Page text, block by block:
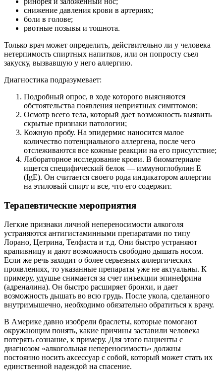
снижение давления крови в артериях;
боли в голове;
рвотные позывы и тошнота.
Только врач может определить, действительно ли у человека
нетерпимость спиртных напитков, или он попросту съел
закуску, вызвавшую у него аллергию.
Диагностика подразумевает:
Подробный опрос, в ходе которого выясняются
обстоятельства появления неприятных симптомов;
Осмотр всего тела, который дает возможность выявить
скрытые признаки патологии;
Кожную пробу. На эпидермис наносится малое
количество потенциального аллергена, после чего
отслеживаются все кожные реакции на его присутствие;
Лабораторное исследование крови. В биоматериале
ищется специфический белок — иммуноглобулин Е
(IgE). Он считается своего рода индикатором аллергии
на этиловый спирт и все, что его содержит.
Терапевтические мероприятия
Легкие признаки личной непереносимости алкоголя
устраняются антигистаминными препаратами по типу
Лорано, Цетрина, Телфаста и т.д. Они быстро устраняют
крапивницу и дают возможность свободно дышать носом.
Если же речь заходит о более серьезных аллергических
проявлениях, то указанные препараты уже не актуальны. К
примеру, удушье снимается за счет инъекции эпинефрина
(адреналина). Он быстро расширяет бронхи, и дает
возможность дышать во всю грудь. После укола, сделанного
внутримышечно, необходимо обязательно обратиться к врачу.
В Америке давно изобрели браслеты, которые помогают
окружающим понять, какие причины заставили человека
потерять сознание, к примеру. Для этого пациенты с
диагнозом «алкогольная непереносимость» должны
постоянно носить аксессуар с собой, который может стать их
единственной надеждой на спасение.